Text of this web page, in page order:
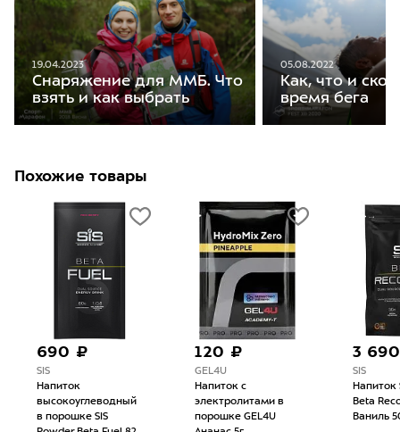
19.04.2023
Снаряжение для ММБ. Что
взять и как выбрать
05.08.2022
Как, что и
время бега
Похожие товары
690 ₽
SIS
Напиток
высокоуглеводный
в порошке SIS
120 ₽
GEL4U
Напиток с
электролитами в
порошке GEL4U
3
SIS
Напиток
Beta
Ваниль